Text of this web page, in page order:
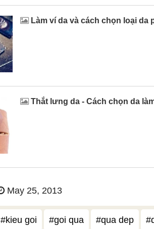
Làm ví da và cách chọn loại da
Thắt lưng da - Cách chọn da
May 25, 2013
#kieu goi #goi qua #qua dep